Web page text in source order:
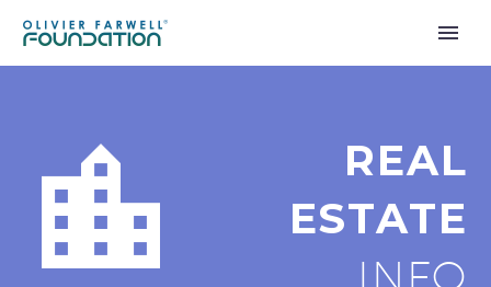


REAL
ESTATE
INFO